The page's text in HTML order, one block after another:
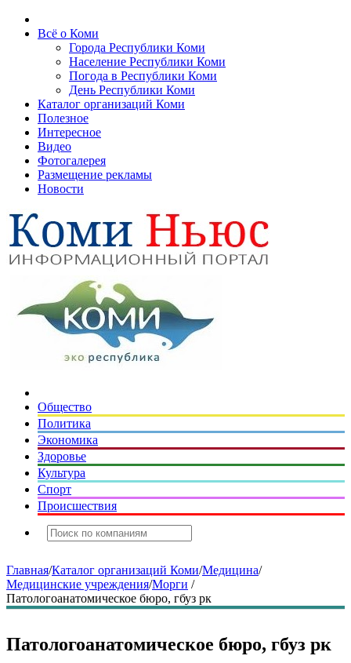
Всё о Коми
Города Республики Коми
Население Республики Коми
Погода в Республики Коми
День Республики Коми
Каталог организаций Коми
Полезное
Интересное
Видео
Фотогалерея
Размещение рекламы
Новости
Общество
Политика
Экономика
Здоровье
Культура
Спорт
Происшествия
Главная/Каталог организаций Коми/Медицина/
Медицинские учреждения/Морги /
Патологоанатомическое бюро, гбуз рк
Патологоанатомическое бюро, гбуз рк